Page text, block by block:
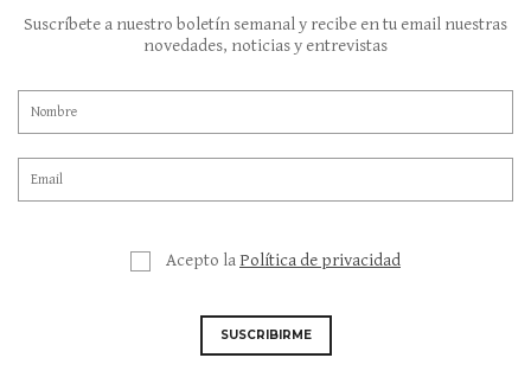
Suscríbete a nuestro boletín semanal y recibe en tu email nuestras
novedades, noticias y entrevistas
Acepto la Política de privacidad
SUSCRIBIRME